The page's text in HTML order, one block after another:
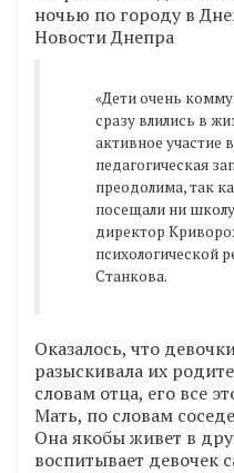
«Дети очень
сразу влились в
активное участие
педагогическая
преодолима, так
посещали ни
директор
психологической
Станкова.
Оказалось, что
разыскивала их
словам отца, его все
Мать, по словам
Она якобы живет в
воспитывает девочек